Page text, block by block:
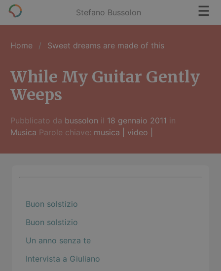
Stefano Bussolon
Home Sweet dreams are made of this
While My Guitar Gently
Weeps
Pubblicato da bussolon il 18 gennaio 2011 in
Musica Parole chiave: musica video
Buon solstizio
Buon solstizio
Un anno senza te
Intervista a Giuliano